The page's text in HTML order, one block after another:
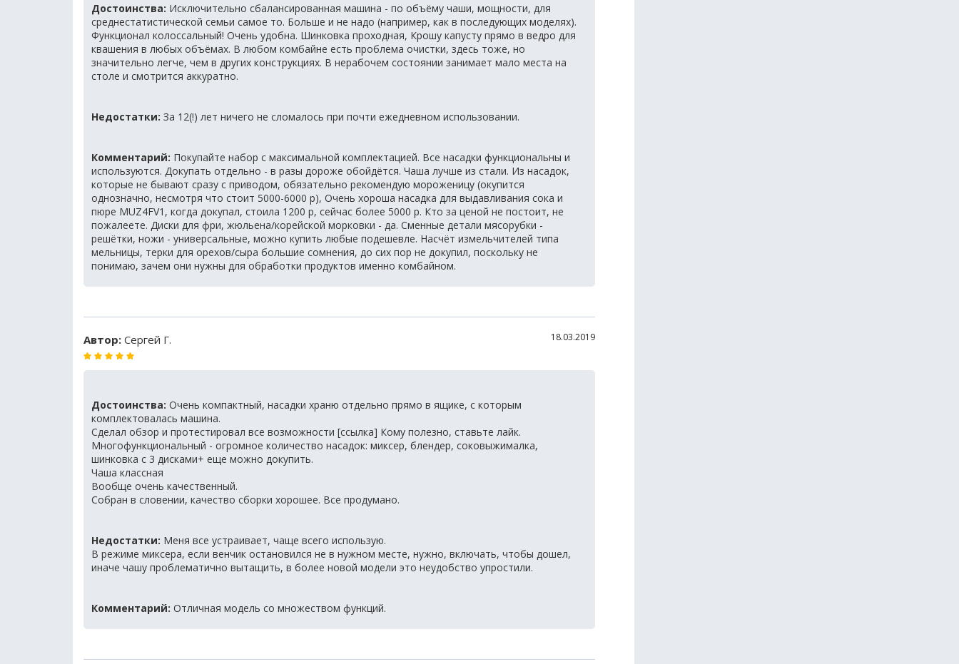
Достоинства: Исключительно сбалансированная машина - по объёму чаши, мощности, для
среднестатистической семьи самое то. Больше и не надо (например, как в последующих моделях).
Функционал колоссальный! Очень удобна. Шинковка проходная, Крошу капусту прямо в ведро для
квашения в любых объёмах. В любом комбайне есть проблема очистки, здесь тоже, но
значительно легче, чем в других конструкциях. В нерабочем состоянии занимает мало места на
столе и смотрится аккуратно.
Недостатки: За 12(!) лет ничего не сломалось при почти ежедневном использовании.
Комментарий: Покупайте набор с максимальной комплектацией. Все насадки функциональны и
используются. Докупать отдельно - в разы дороже обойдётся. Чаша лучше из стали. Из насадок,
которые не бывают сразу с приводом, обязательно рекомендую мороженицу (окупится
однозначно, несмотря что стоит 5000-6000 р), Очень хороша насадка для выдавливания сока и
пюре MUZ4FV1, когда докупал, стоила 1200 р, сейчас более 5000 р. Кто за ценой не постоит, не
пожалеете. Диски для фри, жюльена/корейской морковки - да. Сменные детали мясорубки -
решётки, ножи - универсальные, можно купить любые подешевле. Насчёт измельчителей типа
мельницы, терки для орехов/сыра большие сомнения, до сих пор не докупил, поскольку не
понимаю, зачем они нужны для обработки продуктов именно комбайном.
Автор: Сергей Г. 18.03.2019
Достоинства: Очень компактный, насадки храню отдельно прямо в ящике, с которым
комплектовалась машина.
Сделал обзор и протестировал все возможности [ссылка] Кому полезно, ставьте лайк.
Многофункциональный - огромное количество насадок: миксер, блендер, соковыжималка,
шинковка с 3 дисками+ еще можно докупить.
Чаша классная
Вообще очень качественный.
Собран в словении, качество сборки хорошее. Все продумано.
Недостатки: Меня все устраивает, чаще всего использую.
В режиме миксера, если венчик остановился не в нужном месте, нужно, включать, чтобы дошел,
иначе чашу проблематично вытащить, в более новой модели это неудобство упростили.
Комментарий: Отличная модель со множеством функций.